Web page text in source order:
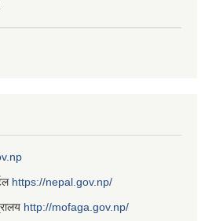
https://nepal.gov.np/
http://mofaga.gov.np/